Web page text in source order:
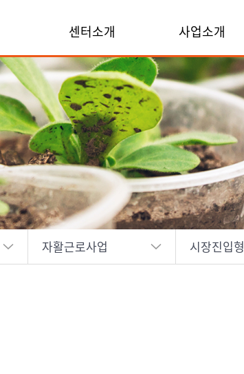
센터소개 사업소개
자활근로사업 시장진입형